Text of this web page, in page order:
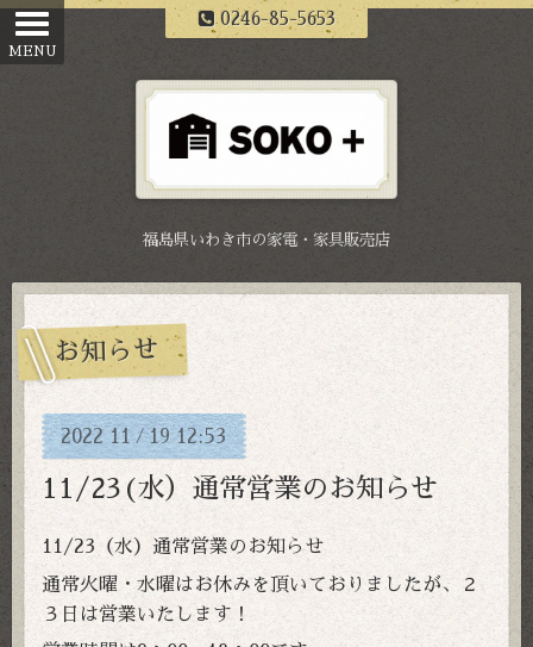
0246-85-5653
福島県いわき市の家電・家具販売店
お知らせ
2022 11 /19 12:53
11/23(水）通常営業のお知らせ
11/23（水）通常営業のお知らせ
通常火曜・水曜はお休みを頂いておりましたが、２
３日は営業いたします！